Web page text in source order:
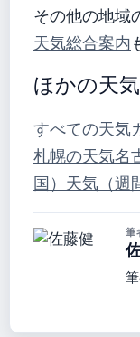
その他の地域
天気総合案内
ほかの天
すべての天気
札幌の天気名
国） 天気（週
筆